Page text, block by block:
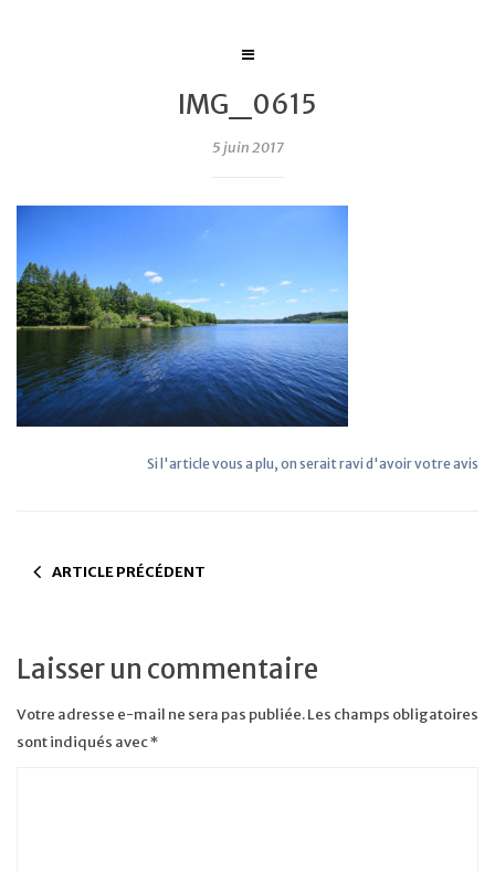
IMG_0615
5 juin 2017
Si l'article vous a plu, on serait ravi d'avoir votre avis
ARTICLE PRÉCÉDENT
Laisser un commentaire
Votre adresse e-mail ne sera pas publiée.Les champs obligatoires
sont indiqués avec*